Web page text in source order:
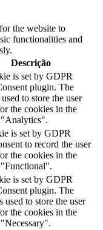
the website to
functionalities and
Descrição
is set by GDPR
plugin. The
to store the user
the cookies in the
"Analytics".
is set by GDPR
to record the user
the cookies in the
is set by GDPR
plugin. The
used to store the user
the cookies in the